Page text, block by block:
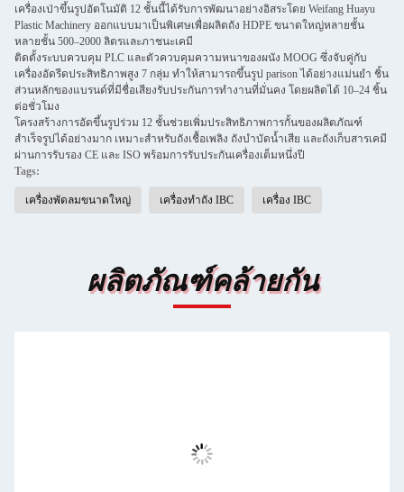
เครื่องเป่าขึ้นรูปอัตโนมัติ 12 ชั้นนี้ได้รับการพัฒนาอย่างอิสระโดย Weifang Huayu
Plastic Machinery ออกแบบมาเป็นพิเศษเพื่อผลิตถัง HDPE ขนาดใหญ่หลายชั้น
หลายชั้น 500–2000 ลิตรและภาชนะเคมี
ติดตั้งระบบควบคุม PLC และตัวควบคุมความหนาของผนัง MOOG ซึ่งจับคู่กับ
เครื่องอัดรีดประสิทธิภาพสูง 7 กลุ่ม ทำให้สามารถขึ้นรูป parison ได้อย่างแม่นยำ ชิ้น
ส่วนหลักของแบรนด์ที่มีชื่อเสียงรับประกันการทำงานที่มั่นคง โดยผลิตได้ 10–24 ชิ้น
ต่อชั่วโมง
โครงสร้างการอัดขึ้นรูปร่วม 12 ชั้นช่วยเพิ่มประสิทธิภาพการกั้นของผลิตภัณฑ์
สำเร็จรูปได้อย่างมาก เหมาะสำหรับถังเชื้อเพลิง ถังบำบัดน้ำเสีย และถังเก็บสารเคมี
ผ่านการรับรอง CE และ ISO พร้อมการรับประกันเครื่องเต็มหนึ่งปี
Tags:
เครื่องพัดลมขนาดใหญ่ เครื่องทําถัง IBC เครื่อง IBC
ผลิตภัณฑ์คล้ายกัน